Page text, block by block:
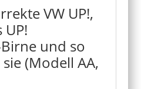
VW UP!,
UP!
und so
(Modell AA,